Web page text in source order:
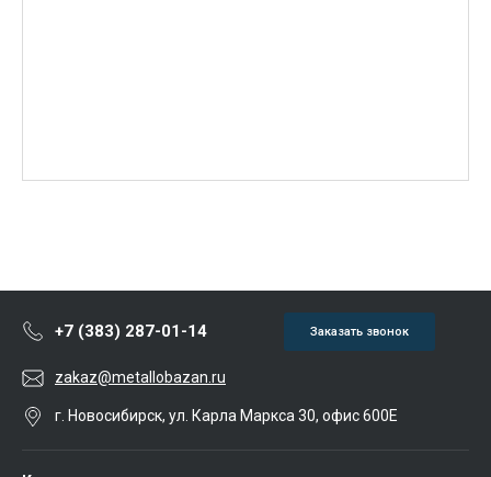
+7 (383) 287-01-14 Заказать звонок
zakaz@metallobazan.ru
г. Новосибирск, ул. Карла Маркса 30, офис 600Е